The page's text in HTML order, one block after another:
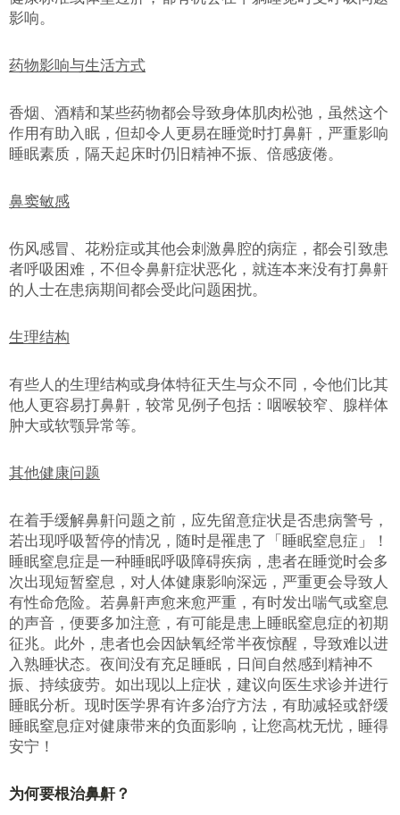
影响。
药物影响与生活方式
香烟、酒精和某些药物都会导致身体肌肉松弛，虽然这个
作用有助入眠，但却令人更易在睡觉时打鼻鼾，严重影响
睡眠素质，隔天起床时仍旧精神不振、倍感疲倦。
鼻窦敏感
伤风感冒、花粉症或其他会刺激鼻腔的病症，都会引致患
者呼吸困难，不但令鼻鼾症状恶化，就连本来没有打鼻鼾
的人士在患病期间都会受此问题困扰。
生理结构
有些人的生理结构或身体特征天生与众不同，令他们比其
他人更容易打鼻鼾，较常见例子包括：咽喉较窄、腺样体
肿大或软颚异常等。
其他健康问题
在着手缓解鼻鼾问题之前，应先留意症状是否患病警号，
若出现呼吸暂停的情况，随时是罹患了「睡眠窒息症」！
睡眠窒息症是一种睡眠呼吸障碍疾病，患者在睡觉时会多
次出现短暂窒息，对人体健康影响深远，严重更会导致人
有性命危险。若鼻鼾声愈来愈严重，有时发出喘气或窒息
的声音，便要多加注意，有可能是患上睡眠窒息症的初期
征兆。此外，患者也会因缺氧经常半夜惊醒，导致难以进
入熟睡状态。夜间没有充足睡眠，日间自然感到精神不
振、持续疲劳。如出现以上症状，建议向医生求诊并进行
睡眠分析。现时医学界有许多治疗方法，有助减轻或舒缓
睡眠窒息症对健康带来的负面影响，让您高枕无忧，睡得
安宁！
为何要根治鼻鼾？